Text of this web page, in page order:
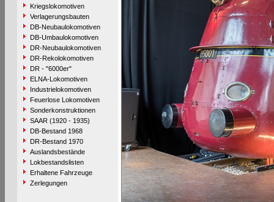
Kriegslokomotiven
Verlagerungsbauten
DB-Neubaulokomotiven
DB-Umbaulokomotiven
DR-Neubaulokomotiven
DR-Rekolokomotiven
DR - "6000er"
ELNA-Lokomotiven
Industrielokomotiven
Feuerlose Lokomotiven
Sonderkonstruktionen
SAAR (1920 - 1935)
DB-Bestand 1968
DR-Bestand 1970
Auslandsbestände
Lokbestandslisten
Erhaltene Fahrzeuge
Zerlegungen